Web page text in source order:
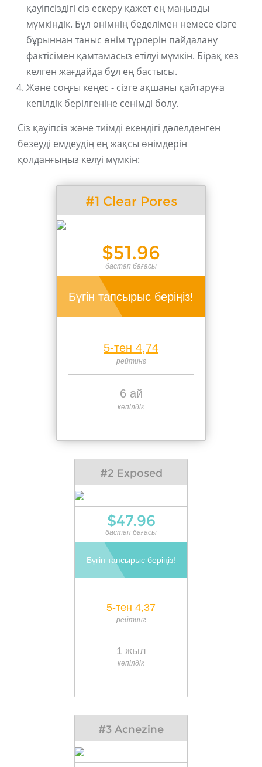
қауіпсіздігі сіз ескеру қажет ең маңызды
мүмкіндік. Бұл өнімнің беделімен немесе сізге
бұрыннан таныс өнім түрлерін пайдалану
фактісімен қамтамасыз етілуі мүмкін. Бірақ кез
келген жағдайда бұл ең бастысы.
Және соңғы кеңес - сізге ақшаны қайтаруға
кепілдік берілгеніне сенімді болу.
Сіз қауіпсіз және тиімді екендігі дәлелденген
безеуді емдеудің ең жақсы өнімдерін
қолданғыңыз келуі мүмкін:
#1 Clear Pores
$51.96
бастап бағасы
Бүгін тапсырыс беріңіз!
5-тен 4,74
рейтинг
6 ай
кепілдік
#2 Exposed
$47.96
бастап бағасы
Бүгін тапсырыс беріңіз!
5-тен 4,37
рейтинг
1 жыл
кепілдік
#3 Acnezine